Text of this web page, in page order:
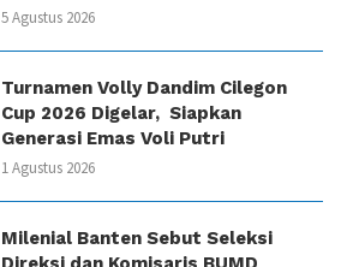
5 Agustus 2026
Turnamen Volly Dandim Cilegon
Cup 2026 Digelar, Siapkan
Generasi Emas Voli Putri
1 Agustus 2026
Milenial Banten Sebut Seleksi